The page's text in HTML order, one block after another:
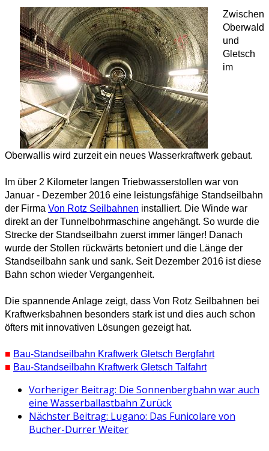
Zwischen
Oberwald
und
Gletsch
im
Oberwallis wird zurzeit ein neues Wasserkraftwerk gebaut.
Im über 2 Kilometer langen Triebwasserstollen war von
Januar - Dezember 2016 eine leistungsfähige Standseilbahn
der Firma Von Rotz Seilbahnen installiert. Die Winde war
direkt an der Tunnelbohrmaschine angehängt. So wurde die
Strecke der Standseilbahn zuerst immer länger! Danach
wurde der Stollen rückwärts betoniert und die Länge der
Standseilbahn sank und sank. Seit Dezember 2016 ist diese
Bahn schon wieder Vergangenheit.
Die spannende Anlage zeigt, dass Von Rotz Seilbahnen bei
Kraftwerksbahnen besonders stark ist und dies auch schon
öfters mit innovativen Lösungen gezeigt hat.
■ Bau-Standseilbahn Kraftwerk Gletsch Bergfahrt
■ Bau-Standseilbahn Kraftwerk Gletsch Talfahrt
Vorheriger Beitrag: Die Sonnenbergbahn war auch
eine Wasserballastbahn Zurück
Nächster Beitrag: Lugano: Das Funicolare von
Bucher-DurrerWeiter